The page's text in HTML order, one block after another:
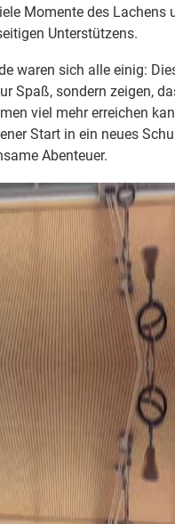
Momente des Lachens
Unterstützens.
waren sich alle einig:
Spaß, sondern zeigen,
viel mehr erreichen
Start in ein neues
Abenteuer.